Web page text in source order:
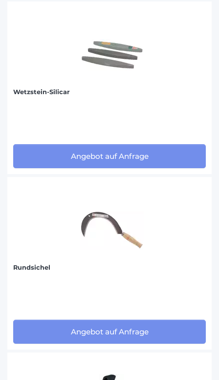
Wetzstein-Silicar
Angebot auf Anfrage
Rundsichel
Angebot auf Anfrage